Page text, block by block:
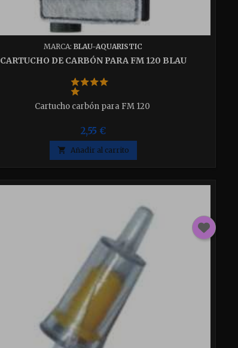
MARCA:BLAU-AQUARISTIC
CARTUCHO DE CARBÓN PARA FM 120 BLAU
Cartucho carbón para FM 120
2,55 €
 Añadir al carrito